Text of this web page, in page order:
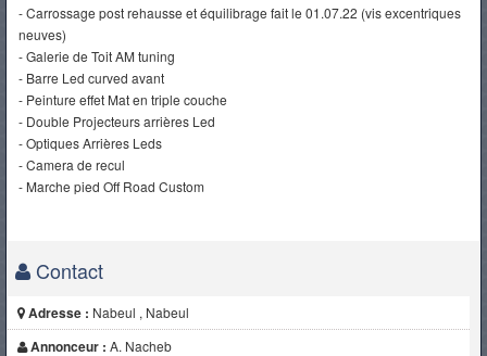
- Carrossage post rehausse et équilibrage fait le 01.07.22 (vis excentriques
neuves)
- Galerie de Toit AM tuning
- Barre Led curved avant
- Peinture effet Mat en triple couche
- Double Projecteurs arrières Led
- Optiques Arrières Leds
- Camera de recul
- Marche pied Off Road Custom
Contact
Adresse : Nabeul , Nabeul
Annonceur : A. Nacheb